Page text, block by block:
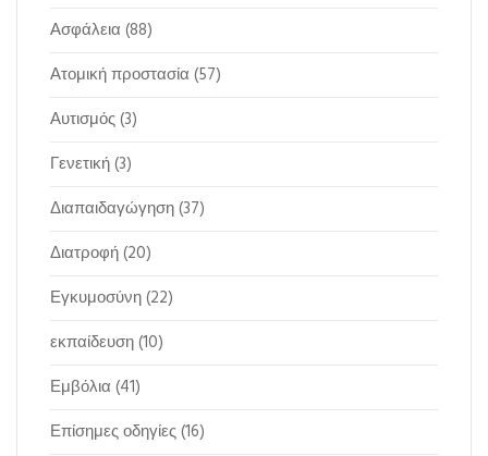
Ασφάλεια (88)
Ατομική προστασία (57)
Αυτισμός(3)
Γενετική(3)
Διαπαιδαγώγηση(37)
Διατροφή(20)
Εγκυμοσύνη(22)
εκπαίδευση(10)
Εμβόλια (41)
Επίσημες οδηγίες(16)